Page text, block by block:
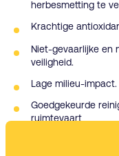
herbesmetting te
Krachtige
Niet-gevaarlijke en
veiligheid.
Lage milieu-impact.
Goedgekeurde
ruimtevaart